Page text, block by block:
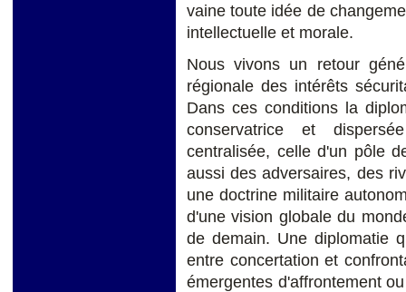
vaine toute idée de
intellectuelle et morale.
Nous vivons un retour
régionale des intérêts
Dans ces conditions la
conservatrice et
centralisée, celle d'un pôle
aussi des adversaires, des
une doctrine militaire
d'une vision globale du
de demain. Une diplomatie
entre concertation et
émergentes d'affrontement